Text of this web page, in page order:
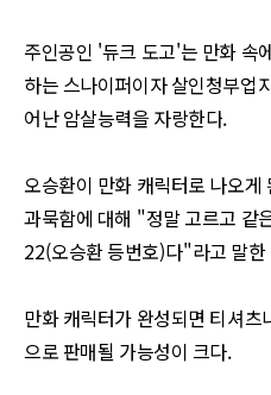
주인공인 '듀크 도고'는 만화 속
하는 스나이퍼이자 살인청부업
어난 암살능력을 자랑한다.
오승환이 만화 캐릭터로 나오
과묵함에 대해 "정말 고르고 같
22(오승환 등번호)다"라고 말
만화 캐릭터가 완성되면 티셔
으로 판매될 가능성이 크다.